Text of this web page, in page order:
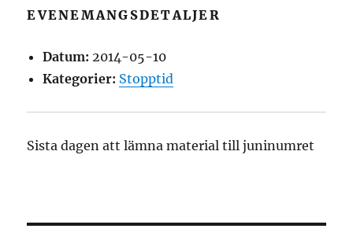
EVENEMANGSDETALJER
Datum: 2014-05-10
Kategorier: Stopptid
Sista dagen att lämna material till juninumret